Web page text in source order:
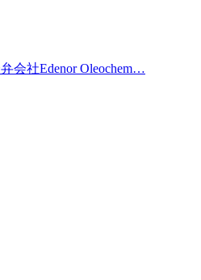
会社Edenor Oleochem…